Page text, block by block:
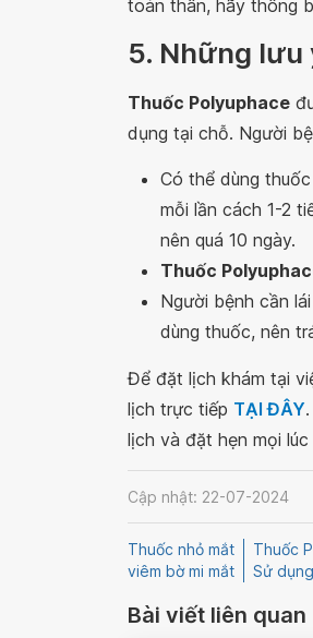
toàn thân, hãy thông
5. Những
Thuốc Polyuphace
dụng tại chỗ. Người
Có thể dùng
mỗi lần cách 1-2
nên quá 10 ngày.
Thuốc
Người bệnh cần
dùng thuốc, nên
Để đặt lịch khám tại
lịch trực tiếp TẠI ĐÂY
lịch và đặt hẹn mọi
Cập nhật: 22-07-2024
Thuốc nhỏ mắt Thuốc
viêm bờ mi mắt
Sử
Bài viết liên quan